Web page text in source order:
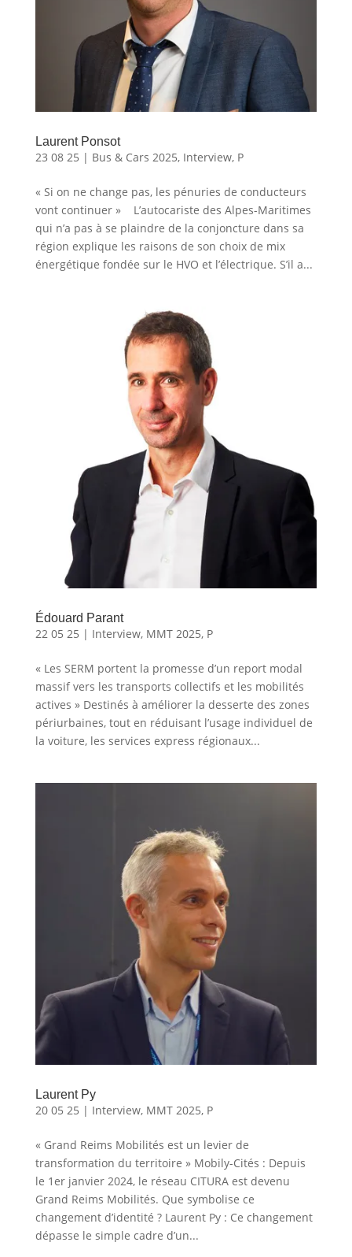
Laurent Ponsot
23 08 25 | Bus & Cars 2025, Interview, P
« Si on ne change pas, les pénuries de conducteurs
vont continuer » L’autocariste des Alpes-Maritimes
qui n’a pas à se plaindre de la conjoncture dans sa
région explique les raisons de son choix de mix
énergétique fondée sur le HVO et l’électrique. S’il a...
Édouard Parant
22 05 25 | Interview, MMT 2025, P
« Les SERM portent la promesse d’un report modal
massif vers les transports collectifs et les mobilités
actives » Destinés à améliorer la desserte des zones
périurbaines, tout en réduisant l’usage individuel de
la voiture, les services express régionaux...
Laurent Py
20 05 25 | Interview, MMT 2025, P
« Grand Reims Mobilités est un levier de
transformation du territoire » Mobily-Cités : Depuis
le 1er janvier 2024, le réseau CITURA est devenu
Grand Reims Mobilités. Que symbolise ce
changement d’identité ? Laurent Py : Ce changement
dépasse le simple cadre d’un...